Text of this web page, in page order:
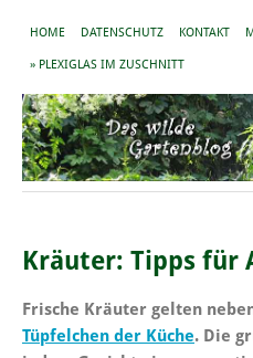
HOME DATENSCHUTZ KONTAKT
» PLEXIGLAS IM ZUSCHNITT
Kräuter: Tipps für
Frische Kräuter gelten
Tüpfelchen der Küche. Die